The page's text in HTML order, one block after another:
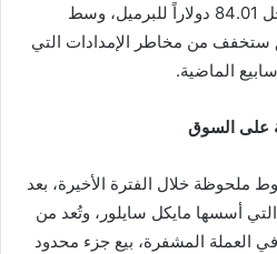
برنت الآجلة بنسبة 3.8% لتسجل 84.01 دولاراً للبرميل، وسط
ستخفف من مخاطر الإمدادات التي
الماضية.
على السوق
ملحوظة خلال الفترة الأخيرة، بعد
أسسها مايكل سايلور، وتُعد من
العملة المشفرة، بيع جزء محدود